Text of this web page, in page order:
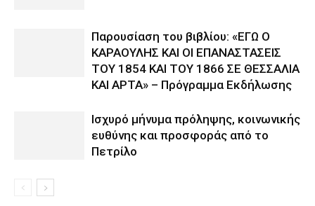
Παρουσίαση του βιβλίου: «ΕΓΩ Ο
ΚΑΡΑΟΥΛΗΣ ΚΑΙ ΟΙ ΕΠΑΝΑΣΤΑΣΕΙΣ
ΤΟΥ 1854 ΚΑΙ ΤΟΥ 1866 ΣΕ ΘΕΣΣΑΛΙΑ
ΚΑΙ ΑΡΤΑ» – Πρόγραμμα Εκδήλωσης
Ισχυρό μήνυμα πρόληψης, κοινωνικής
ευθύνης και προσφοράς από το
Πετρίλο